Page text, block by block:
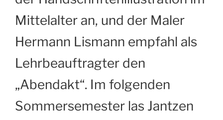
Mittelalter an, und der Maler
Hermann Lismann empfahl als
Lehrbeauftragter den
„Abendakt“. Im folgenden
Sommersemester las Jantzen